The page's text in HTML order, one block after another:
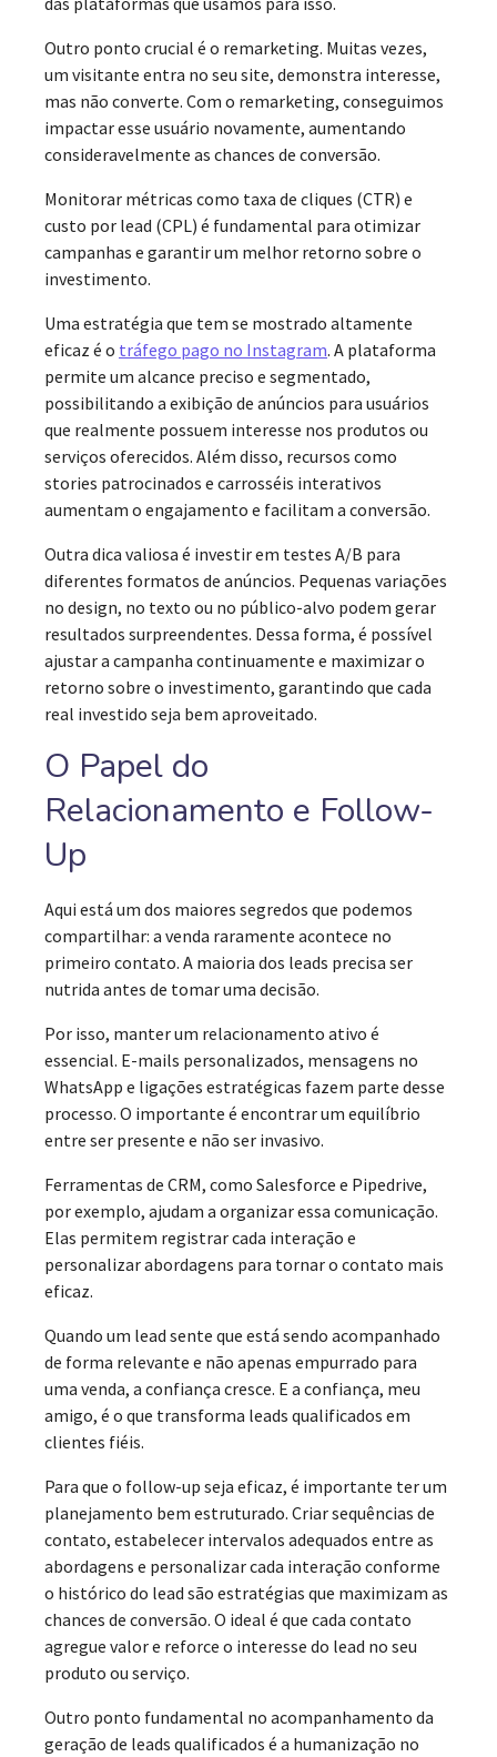
Outro ponto crucial é o remarketing. Muitas vezes,
um visitante entra no seu site, demonstra interesse,
mas não converte. Com o remarketing, conseguimos
impactar esse usuário novamente, aumentando
consideravelmente as chances de conversão.
Monitorar métricas como taxa de cliques (CTR) e
custo por lead (CPL) é fundamental para otimizar
campanhas e garantir um melhor retorno sobre o
investimento.
Uma estratégia que tem se mostrado altamente
eficaz é o tráfego pago no Instagram. A plataforma
permite um alcance preciso e segmentado,
possibilitando a exibição de anúncios para usuários
que realmente possuem interesse nos produtos ou
serviços oferecidos. Além disso, recursos como
stories patrocinados e carrosséis interativos
aumentam o engajamento e facilitam a conversão.
Outra dica valiosa é investir em testes A/B para
diferentes formatos de anúncios. Pequenas variações
no design, no texto ou no público-alvo podem gerar
resultados surpreendentes. Dessa forma, é possível
ajustar a campanha continuamente e maximizar o
retorno sobre o investimento, garantindo que cada
real investido seja bem aproveitado.
O Papel do
Relacionamento e Follow-
Up
Aqui está um dos maiores segredos que podemos
compartilhar: a venda raramente acontece no
primeiro contato. A maioria dos leads precisa ser
nutrida antes de tomar uma decisão.
Por isso, manter um relacionamento ativo é
essencial. E-mails personalizados, mensagens no
WhatsApp e ligações estratégicas fazem parte desse
processo. O importante é encontrar um equilíbrio
entre ser presente e não ser invasivo.
Ferramentas de CRM, como Salesforce e Pipedrive,
por exemplo, ajudam a organizar essa comunicação.
Elas permitem registrar cada interação e
personalizar abordagens para tornar o contato mais
eficaz.
Quando um lead sente que está sendo acompanhado
de forma relevante e não apenas empurrado para
uma venda, a confiança cresce. E a confiança, meu
amigo, é o que transforma leads qualificados em
clientes fiéis.
Para que o follow-up seja eficaz, é importante ter um
planejamento bem estruturado. Criar sequências de
contato, estabelecer intervalos adequados entre as
abordagens e personalizar cada interação conforme
o histórico do lead são estratégias que maximizam as
chances de conversão. O ideal é que cada contato
agregue valor e reforce o interesse do lead no seu
produto ou serviço.
Outro ponto fundamental no acompanhamento da
geração de leads qualificados é a humanização no